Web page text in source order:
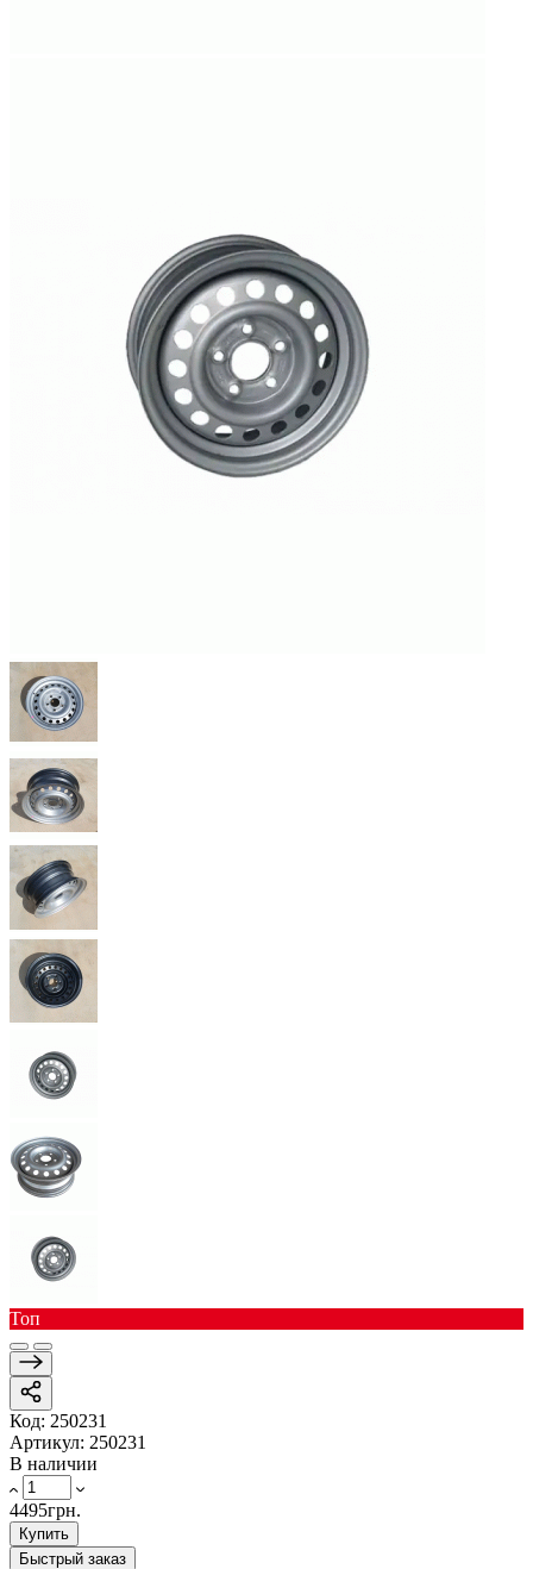
Toп
Код: 250231
Артикул: 250231
В наличии
4495грн.
Купить
Быстрый заказ